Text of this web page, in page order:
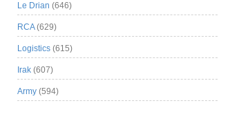
Le Drian (646)
RCA(629)
Logistics (615)
Irak (607)
Army (594)